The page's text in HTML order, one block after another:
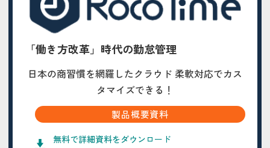
「働き方改革」時代の勤怠管理
日本の商習慣を網羅したクラウド 柔軟対応でカス
タマイズできる！
製品概要資料
無料で詳細資料をダウンロード